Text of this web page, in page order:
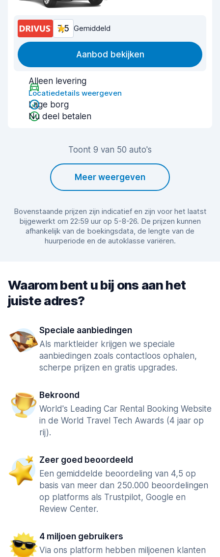
7,5 Gemiddeld
Aanbod bekijken
Alleen levering
Locatiedetails weergeven
Lage borg
Nu deel betalen
Toont 9 van 50 auto's
Meer weergeven
Bovenstaande prijzen zijn indicatief en zijn voor het laatst
bijgewerkt om 22:59 uur op 5-8-26. De prijzen kunnen
afhankelijk van de boekingsdata, de lengte van de
huurperiode en de autoklasse variëren.
Waarom bent u bij ons aan het
juiste adres?
Speciale aanbiedingen
Als marktleider krijgen we speciale
aanbiedingen zoals contactloos ophalen,
scherpe prijzen en gratis upgrades.
Bekroond
World's Leading Car Rental Booking Website
in de World Travel Tech Awards (4 jaar op
rij).
Zeer goed beoordeeld
Een gemiddelde beoordeling van 4,5 op
basis van meer dan 250.000 beoordelingen
op platforms als Trustpilot, Google en
Review Center.
4 miljoen gebruikers
Via ons platform hebben miljoenen klanten